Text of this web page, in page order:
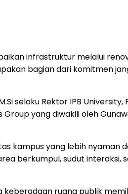
infrastruktur melalui
bagian dari komitmen
selaku Rektor IPB
Group yang diwakili oleh
kampus yang lebih
berkumpul, sudut
keberadaan ruang publik